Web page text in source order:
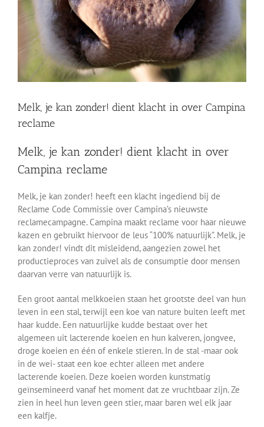
Melk, je kan zonder! dient klacht in over Campina
reclame
Melk, je kan zonder! dient klacht in over
Campina reclame
Melk, je kan zonder! heeft een klacht ingediend bij de
Reclame Code Commissie over Campina’s nieuwste
reclamecampagne. Campina maakt reclame voor haar nieuwe
kazen en gebruikt hiervoor de leus “100% natuurlijk”. Melk, je
kan zonder! vindt dit misleidend, aangezien zowel het
productieproces van zuivel als de consumptie door mensen
daarvan verre van natuurlijk is.
Een groot aantal melkkoeien staan het grootste deel van hun
leven in een stal, terwijl een koe van nature buiten leeft met
haar kudde. Een natuurlijke kudde bestaat over het
algemeen uit lacterende koeien en hun kalveren, jongvee,
droge koeien en één of enkele stieren. In de stal -maar ook
in de wei- staat een koe echter alleen met andere
lacterende koeien. Deze koeien worden kunstmatig
geïnsemineerd vanaf het moment dat ze vruchtbaar zijn. Ze
zien in heel hun leven geen stier, maar baren wel elk jaar
een kalfje.